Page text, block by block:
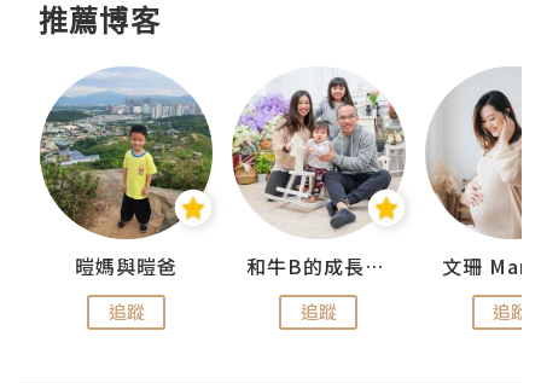
推薦博客
暟媽與暟爸
追蹤
和牛B的成長日記
追蹤
文珊
追蹤